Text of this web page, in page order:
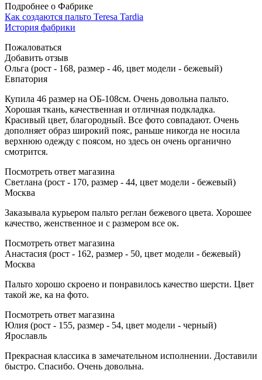
Подробнее о Фабрике
Как создаются пальто Teresa Tardia
История фабрики
Пожаловаться
Добавить отзыв
Ольга (рост - 168, размер - 46, цвет модели - бежевый)
Евпатория
Купила 46 размер на ОБ-108см. Очень довольна пальто.
Хорошая ткань, качественная и отличная подкладка.
Красивый цвет, благородный. Все фото совпадают. Очень
дополняет образ широкий пояс, раньше никогда не носила
верхнюю одежду с поясом, но здесь он очень органично
смотрится.
Посмотреть ответ магазина
Светлана (рост - 170, размер - 44, цвет модели - бежевый)
Москва
Заказывала курьером пальто реглан бежевого цвета. Хорошее
качество, женственное и с размером все ок.
Посмотреть ответ магазина
Анастасия (рост - 162, размер - 50, цвет модели - бежевый)
Москва
Пальто хорошо скроено и понравилось качество шерсти. Цвет
такой же, ка на фото.
Посмотреть ответ магазина
Юлия (рост - 155, размер - 54, цвет модели - черный)
Ярославль
Прекрасная классика в замечательном исполнении. Доставили
быстро. Спасибо. Очень довольна.